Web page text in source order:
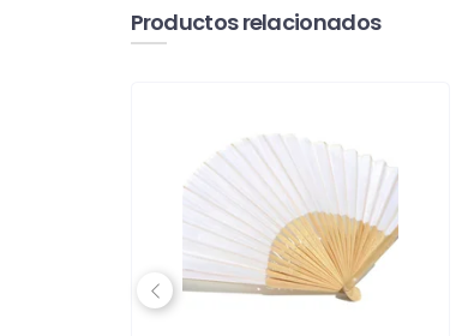
Productos relacionados
Previous